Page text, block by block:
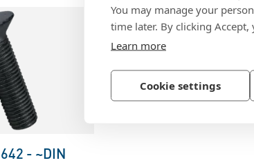
You may manage your
time later. By clicking
Learn more
Cookie settings
- ~DIN